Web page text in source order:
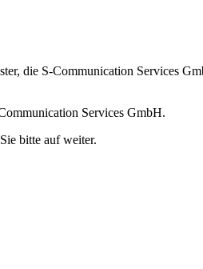
die S-Communication Services
Services GmbH.
bitte auf weiter.